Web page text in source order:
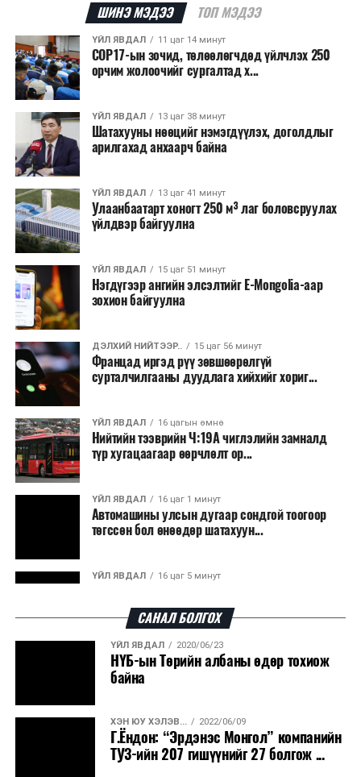
шалтгааныг үргэлжлүүлэн тогтоож байгаа бөгөөд
аянгын улмаас үүсээгүй гэж үзэж байгаа аж.
Одоогоор АНУ даяар 13 мужид 90 гаруй томоохон ой,
хээрийн түймэр идэвхтэй үргэлжилж байгаагийн
талаас илүү нь Орегон болон Вашингтон мужид
бүртгэгдсэн байна. Цаг уурын байгууллагууд ойрын
өдрүүдэд агаарын температур дахин огцом
нэмэгдэж, хуурайшилт эрчимжих төлөвтэй байгааг
анхааруулсан бөгөөд энэ нь гал унтраах ажиллагаанд
шинэ сорилт учруулж болзошгүйг онцолжээ.
ШИНЭ МЭДЭЭ ТОП МЭДЭЭ
ҮЙЛ ЯВДАЛ 11 цаг 14 минут
COP17-ын зочид, төлөөлөгчдөд үйлчлэх 250
орчим жолоочийг сургалтад х...
ҮЙЛ ЯВДАЛ 13 цаг 38 минут
Шатахууны нөөцийг нэмэгдүүлэх, доголдлыг
арилгахад анхаарч байна
ҮЙЛ ЯВДАЛ 13 цаг 41 минут
Улаанбаатарт хоногт 250 м³ лаг боловсруулах
үйлдвэр байгуулна
ҮЙЛ ЯВДАЛ 15 цаг 51 минут
Нэгдүгээр ангийн элсэлтийг E-Mongolia-аар
зохион байгуулна
ДЭЛХИЙ НИЙТЭЭР.. 15 цаг 56 минут
Францад иргэд рүү зөвшөөрөлгүй
сурталчилгааны дуудлага хийхийг хориг...
ҮЙЛ ЯВДАЛ 16 цагын өмнө
Нийтийн тээврийн Ч:19А чиглэлийн замналд
түр хугацаагаар өөрчлөлт ор...
ҮЙЛ ЯВДАЛ 16 цаг 1 минут
Автомашины улсын дугаар сондгой тоогоор
төгссөн бол өнөөдөр шатахуун...
ҮЙЛ ЯВДАЛ 16 цаг 5 минут
ДЭЛХИЙ НИЙТЭЭР.. 2026/08/06
“Уралдронзавод” компанийн ерөнхий
захирлын автомашиныг дэлбэлжээ...
ҮЙЛ ЯВДАЛ 2026/08/06
Сүхбаатар боомтоор тав хоногт 10 мянга гаруй
тонн АИ-92 автобензин и...
САНАЛ БОЛГОХ
ҮЙЛ ЯВДАЛ 2020/06/23
НҮБ-ын Төрийн албаны өдөр тохиож
байна
ХЭН ЮУ ХЭЛЭВ... 2022/06/09
Г.Ёндон: “Эрдэнэс Монгол” компанийн
ТУЗ-ийн 207 гишүүнийг 27 болгож ...